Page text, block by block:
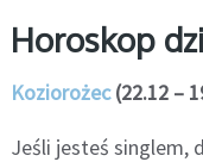
Horoskop
Koziorożec(22.12 –
Jeśli jesteś singlem,